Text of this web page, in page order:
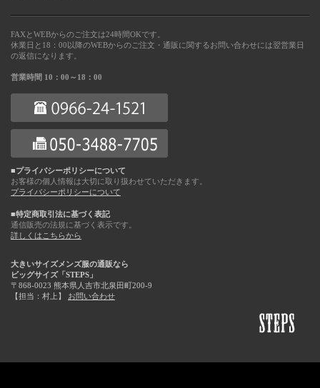
FAXとWEBからのご注文は24時間OKです。
休業日と18：00以降のWEBからのご注文・通販に関するお問い合わせには翌営業日
の返信になります。
営業時間 10：00～18：00
■プライバシーポリシーについて
お客様の個人情報は大切に取り扱わせていただきます。
プライバシーポリシーについて
■特定商取引法に基づく表記
通信販売の法規に基づく表示です。
詳しくはこちらから
大きいサイズメンズ服の通販なら
ビッグサイズ「STEPS」
〒868-0023 熊本県人吉市北泉田町200-9
【担当：村上】 お問い合わせ